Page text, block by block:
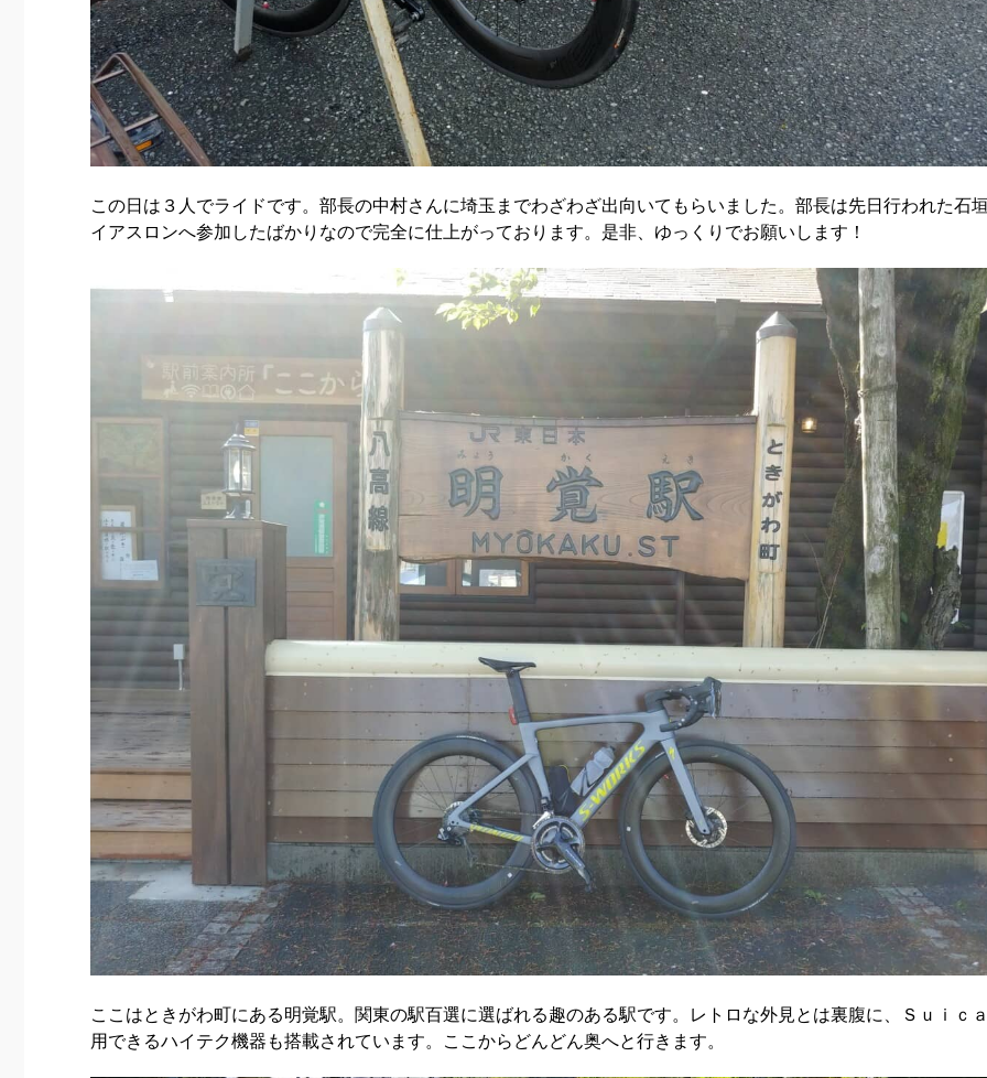
この日は３人でライドです。部長の中村さんに埼玉までわざわざ出向いてもらいました。部長は先日行われた石
イアスロンへ参加したばかりなので完全に仕上がっております。是非、ゆっくりでお願いします！
ここはときがわ町にある明覚駅。関東の駅百選に選ばれる趣のある駅です。レトロな外見とは裏腹に、Ｓｕｉｃ
用できるハイテク機器も搭載されています。ここからどんどん奥へと行きます。